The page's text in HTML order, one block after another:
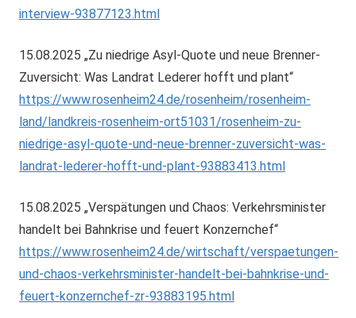
interview-93877123.html
15.08.2025 „Zu niedrige Asyl-Quote und neue Brenner-
Zuversicht: Was Landrat Lederer hofft und plant“
https://www.rosenheim24.de/rosenheim/rosenheim-
land/landkreis-rosenheim-ort51031/rosenheim-zu-
niedrige-asyl-quote-und-neue-brenner-zuversicht-was-
landrat-lederer-hofft-und-plant-93883413.html
15.08.2025 „Verspätungen und Chaos: Verkehrsminister
handelt bei Bahnkrise und feuert Konzernchef“
https://www.rosenheim24.de/wirtschaft/verspaetungen-
und-chaos-verkehrsminister-handelt-bei-bahnkrise-und-
feuert-konzernchef-zr-93883195.html